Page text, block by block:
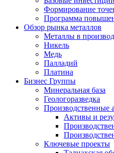
Формирование
Программа
Обзор рынка металлов
Металлы в
Никель
Медь
Палладий
Платина
Бизнес Группы
Минеральная база
Геологоразведка
Производственные
Активы и
Ключевые проекты